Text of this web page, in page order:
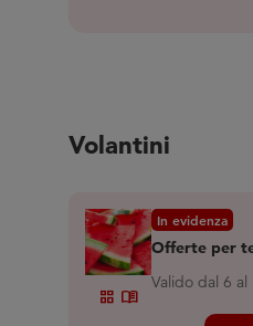
Volantini
Grid_view Menu_book
In evidenza
Offerte per
Valido dal 6